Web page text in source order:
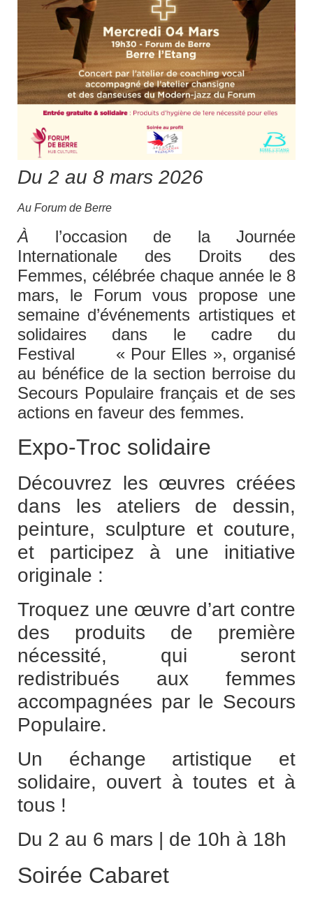
Du 2 au 8 mars 2026
Au Forum de Berre
À l’occasion de la Journée
Internationale des Droits des
Femmes, célébrée chaque année le 8
mars, le Forum vous propose une
semaine d’événements artistiques et
solidaires dans le cadre du
Festival « Pour Elles », organisé
au bénéfice de la section berroise du
Secours Populaire français et de ses
actions en faveur des femmes.
Expo-Troc solidaire
Découvrez les œuvres créées
dans les ateliers de dessin,
peinture, sculpture et couture,
et participez à une initiative
originale :
Troquez une œuvre d’art contre
des produits de première
nécessité, qui seront
redistribués aux femmes
accompagnées par le Secours
Populaire.
Un échange artistique et
solidaire, ouvert à toutes et à
tous !
Du 2 au 6 mars | de 10h à 18h
Soirée Cabaret